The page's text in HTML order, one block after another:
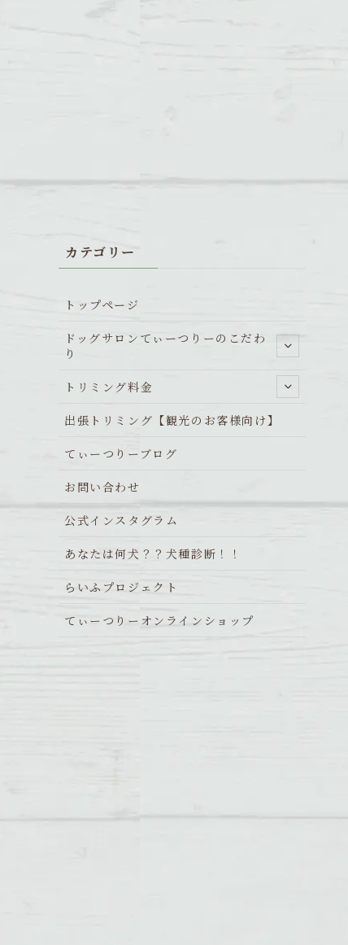
カテゴリー
トップページ
ドッグサロンてぃーつりーのこだわ
り
トリミング料金
出張トリミング【観光のお客様向け】
てぃーつりーブログ
お問い合わせ
公式インスタグラム
あなたは何犬？？犬種診断！！
らいふプロジェクト
てぃーつりーオンラインショップ